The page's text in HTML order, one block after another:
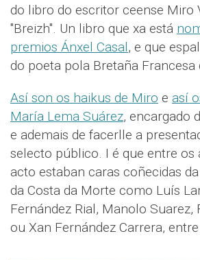
do libro do escritor ceense Miro
"Breizh". Un libro que xa está
premios Ánxel Casal, e que
do poeta pola Bretaña Francesa
Así son os haikus de Miro e así
María Lema Suárez, encargado
e ademais de facerlle a
selecto público. I é que entre os
acto estaban caras coñecidas
da Costa da Morte como Luís
Fernández Rial, Manolo Suarez,
ou Xan Fernández Carrera,